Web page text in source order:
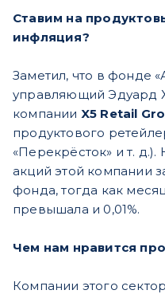
​Ставим на
инфляция?
Заметил, что в фонде
управляющий Эдуард
компании X5 Retail
продуктового
«Перекрёсток» и т.
акций этой компании
фонда, тогда как
превышала и 0,01%.
Чем нам нравится
Компании этого